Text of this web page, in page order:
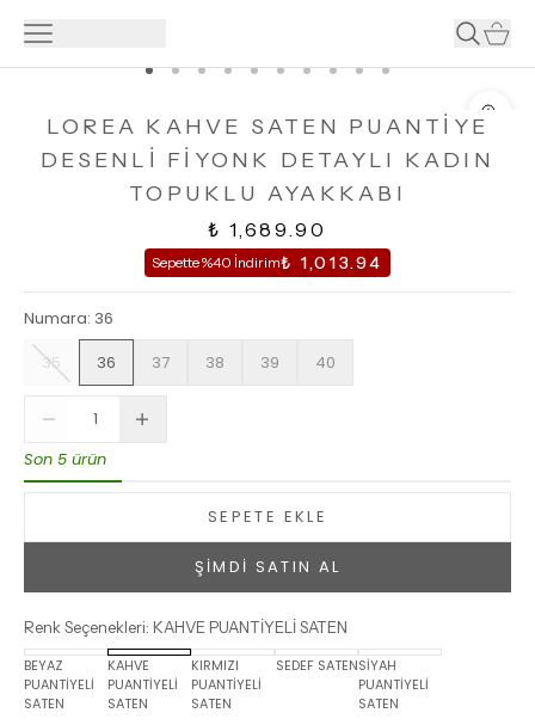
LOREA KAHVE SATEN PUANTİYE
DESENLİ FİYONK DETAYLI KADIN
TOPUKLU AYAKKABI
₺ 1,689.90
Sepette %40 İndirim₺ 1,013.94
Numara: 36
35
36 37 38 39 40
Son 5 ürün
SEPETE EKLE
ŞİMDİ SATIN AL
Renk Seçenekleri: KAHVE PUANTİYELİ SATEN
BEYAZ
PUANTİYELİ
SATEN
KAHVE
PUANTİYELİ
SATEN
KIRMIZI
PUANTİYELİ
SATEN
SEDEF SATENSİYAH
PUANTİYELİ
SATEN